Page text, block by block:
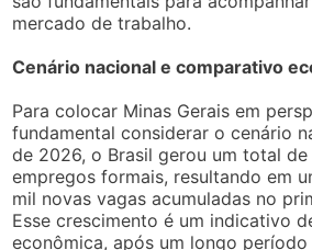
mercado de trabalho.
Cenário nacional e comparativo
Para colocar Minas Gerais em
fundamental considerar o cenário
de 2026, o Brasil gerou um total
empregos formais, resultando em
mil novas vagas acumuladas no
Esse crescimento é um indicativo
econômica, após um longo